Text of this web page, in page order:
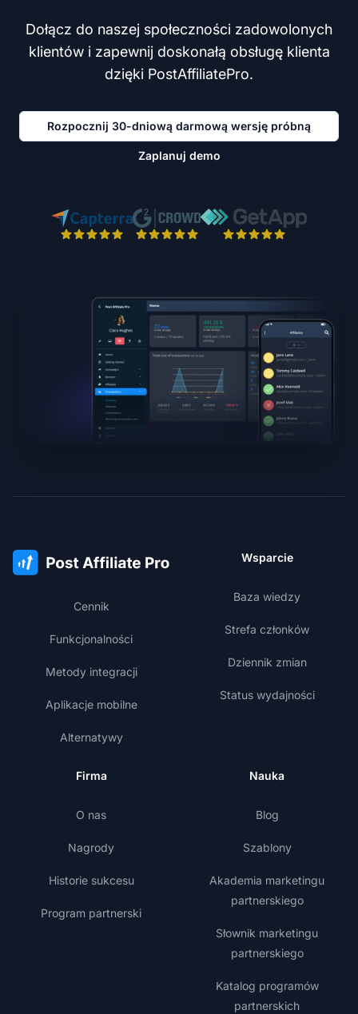
Dołącz do naszej społeczności zadowolonych
klientów i zapewnij doskonałą obsługę klienta
dzięki PostAffiliatePro.
Rozpocznij 30-dniową darmową wersję próbną
Zaplanuj demo
Cennik
Funkcjonalności
Metody integracji
Aplikacje mobilne
Alternatywy
Wsparcie
Baza wiedzy
Strefa członków
Dziennik zmian
Status wydajności
Firma
O nas
Nagrody
Historie sukcesu
Program partnerski
Nauka
Blog
Szablony
Akademia marketingu
partnerskiego
Słownik marketingu
partnerskiego
Katalog programów
partnerskich